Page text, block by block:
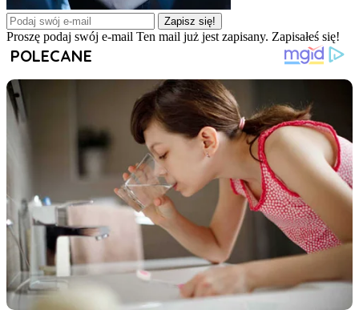
Zapisz się!
Proszę podaj swój e-mail Ten mail już jest zapisany. Zapisałeś się!